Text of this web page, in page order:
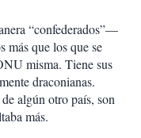
“confederados”—
más que los que se
misma. Tiene sus
draconianas.
algún otro país, son
más.